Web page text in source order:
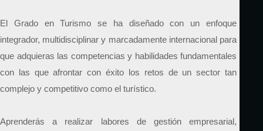
El Grado en Turismo se ha diseñado con un enfoque
integrador, multidisciplinar y marcadamente internacional para
que adquieras las competencias y habilidades fundamentales
con las que afrontar con éxito los retos de un sector tan
complejo y competitivo como el turístico.
Aprenderás a realizar labores de gestión empresarial,